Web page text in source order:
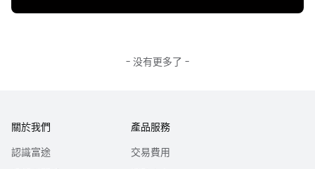
資者因使用本報告或依賴其所載資訊而引起的一切可能損失，概不承擔任何法
- 没有更多了 -
關於我們
認識富途
產品服務
交易費用